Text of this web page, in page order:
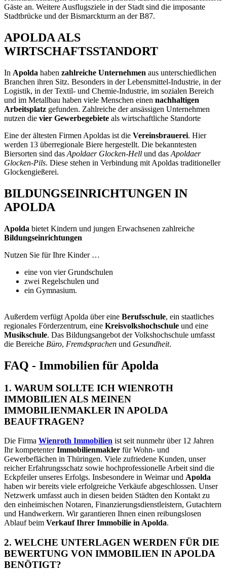
Gäste an. Weitere Ausflugsziele in der Stadt sind die imposante
Stadtbrücke und der Bismarckturm an der B87.
APOLDA ALS
WIRTSCHAFTSSTANDORT
In Apolda haben zahlreiche Unternehmen aus unterschiedlichen
Branchen ihren Sitz. Besonders in der Lebensmittel-Industrie, in der
Logistik, in der Textil- und Chemie-Industrie, im sozialen Bereich
und im Metallbau haben viele Menschen einen nachhaltigen
Arbeitsplatz gefunden. Zahlreiche der ansässigen Unternehmen
nutzen die vier Gewerbegebiete als wirtschaftliche Standorte
Eine der ältesten Firmen Apoldas ist die Vereinsbrauerei. Hier
werden 13 überregionale Biere hergestellt. Die bekanntesten
Biersorten sind das Apoldaer Glocken-Hell und das Apoldaer
Glocken-Pils. Diese stehen in Verbindung mit Apoldas traditioneller
Glockengießerei.
BILDUNGSEINRICHTUNGEN IN
APOLDA
Apolda bietet Kindern und jungen Erwachsenen zahlreiche
Bildungseinrichtungen
Nutzen Sie für Ihre Kinder …
eine von vier Grundschulen
zwei Regelschulen und
ein Gymnasium.
Außerdem verfügt Apolda über eine Berufsschule, ein staatliches
regionales Förderzentrum, eine Kreisvolkshochschule und eine
Musikschule. Das Bildungsangebot der Volkshochschule umfasst
die Bereiche Büro, Fremdsprachen und Gesundheit.
FAQ - Immobilien für Apolda
1. WARUM SOLLTE ICH WIENROTH
IMMOBILIEN ALS MEINEN
IMMOBILIENMAKLER IN APOLDA
BEAUFTRAGEN?
Die Firma Wienroth Immobilien ist seit nunmehr über 12 Jahren
Ihr kompetenterImmobilienmakler für Wohn- und
Gewerbeflächen in Thüringen. Viele zufriedene Kunden, unser
reicher Erfahrungsschatz sowie hochprofessionelle Arbeit sind die
Eckpfeiler unseres Erfolgs. Insbesondere in Weimar und Apolda
haben wir bereits viele erfolgreiche Verkäufe abgeschlossen. Unser
Netzwerk umfasst auch in diesen beiden Städten den Kontakt zu
den einheimischen Notaren, Finanzierungsdienstleistern, Gutachtern
und Handwerkern. Wir garantieren Ihnen einen reibungslosen
Ablauf beim Verkauf Ihrer Immobilie in Apolda.
2. WELCHE UNTERLAGEN WERDEN FÜR DIE
BEWERTUNG VON IMMOBILIEN IN APOLDA
BENÖTIGT?